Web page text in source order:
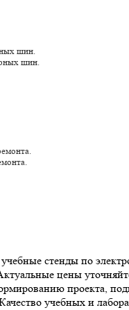
шин.
шин.
стенды по
цены
проекта,
учебных и